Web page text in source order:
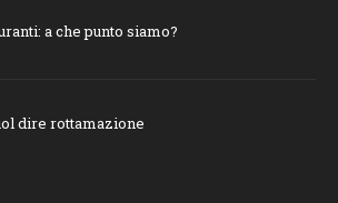
a che punto siamo?
dire rottamazione